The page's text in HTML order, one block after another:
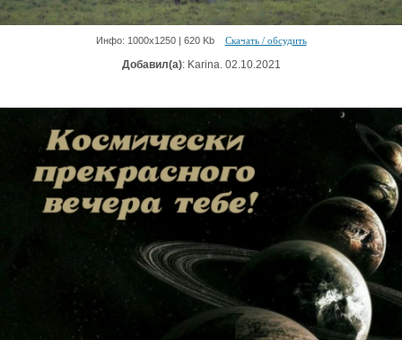
Инфо: 1000х1250 | 620 Kb Скачать / обсудить
Добавил(а): Karina. 02.10.2021